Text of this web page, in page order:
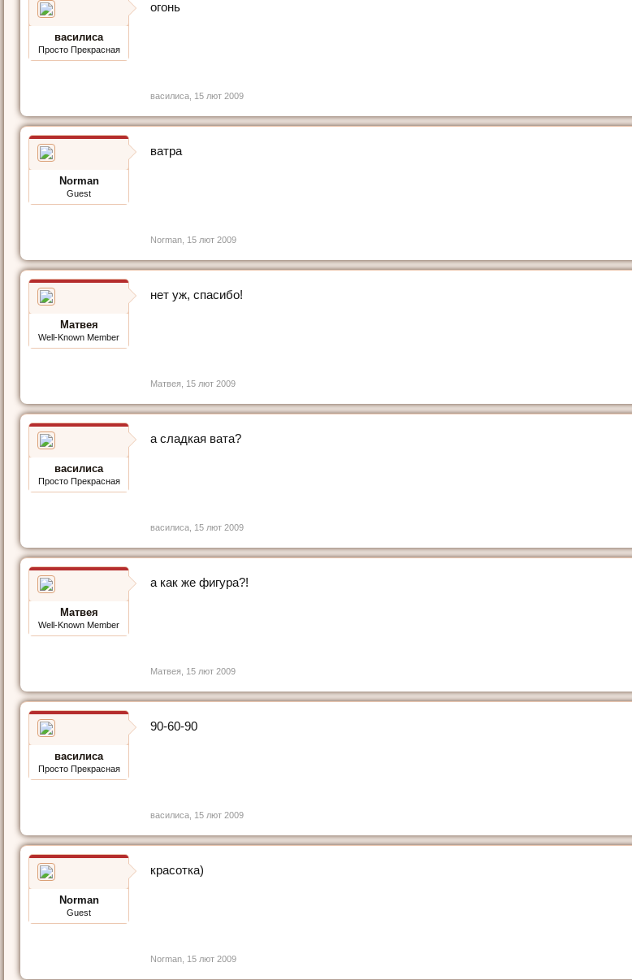
василиса
Просто Прекрасная
огонь
василиса 15 лют 2009
Norman
Guest
ватра
Norman 15 лют 2009
Матвея
Well-Known Member
нет уж, спасибо!
Матвея 15 лют 2009
василиса
Просто Прекрасная
а сладкая вата?
василиса 15 лют 2009
Матвея
Well-Known Member
а как же фигура?!
Матвея 15 лют 2009
василиса
Просто Прекрасная
90-60-90
василиса 15 лют 2009
Norman
Guest
красотка)
Norman 15 лют 2009